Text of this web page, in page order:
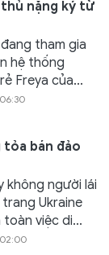
nặng ký từ
tham gia
hệ thống
Freya của...
bán đảo
không người lái
Ukraine
việc di...